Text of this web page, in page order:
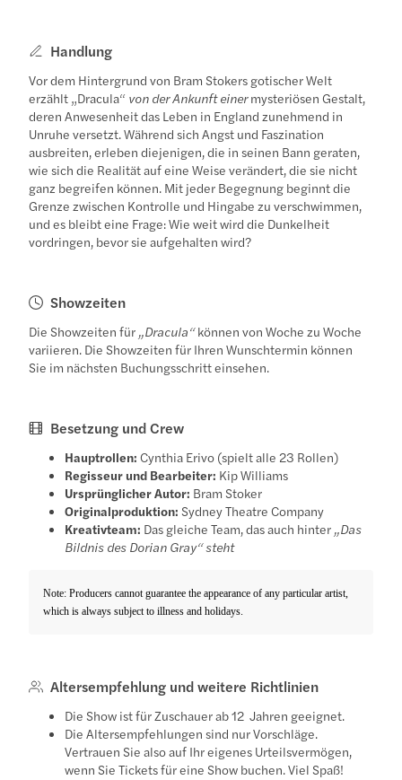
Handlung
Vor dem Hintergrund von Bram Stokers gotischer Welt
erzählt „Dracula“ von der Ankunft einermysteriösen Gestalt,
deren Anwesenheit das Leben in England zunehmend in
Unruhe versetzt. Während sich Angst und Faszination
ausbreiten, erleben diejenigen, die in seinen Bann geraten,
wie sich die Realität auf eine Weise verändert, die sie nicht
ganz begreifen können. Mit jeder Begegnung beginnt die
Grenze zwischen Kontrolle und Hingabe zu verschwimmen,
und es bleibt eine Frage: Wie weit wird die Dunkelheit
vordringen, bevor sie aufgehalten wird?
Showzeiten
Die Showzeiten für „Dracula“können von Woche zu Woche
variieren. Die Showzeiten für Ihren Wunschtermin können
Sie im nächsten Buchungsschritt einsehen.
Besetzung und Crew
Hauptrollen: Cynthia Erivo (spielt alle 23 Rollen)
Regisseur und Bearbeiter: Kip Williams
Ursprünglicher Autor: Bram Stoker
Originalproduktion: Sydney Theatre Company
Kreativteam: Das gleiche Team, das auch hinter „Das
Bildnis des Dorian Gray“ steht
Note: Producers cannot guarantee the appearance of any particular artist,
which is always subject to illness and holidays.
Altersempfehlung und weitere Richtlinien
Die Show ist für Zuschauer ab 12 Jahren geeignet.
Die Altersempfehlungen sind nur Vorschläge.
Vertrauen Sie also auf Ihr eigenes Urteilsvermögen,
wenn Sie Tickets für eine Show buchen. Viel Spaß!